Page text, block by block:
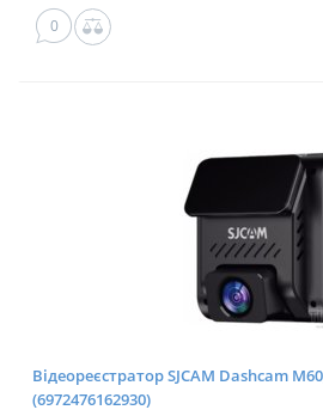
0
Відеореєстратор SJCAM Dashcam
(6972476162930)